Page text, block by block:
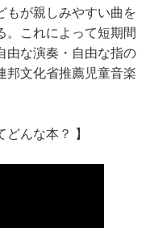
もが親しみやすい曲を
。これによって短期間
由な演奏・自由な指の
邦文化省推薦児童音楽
どんな本？ 】